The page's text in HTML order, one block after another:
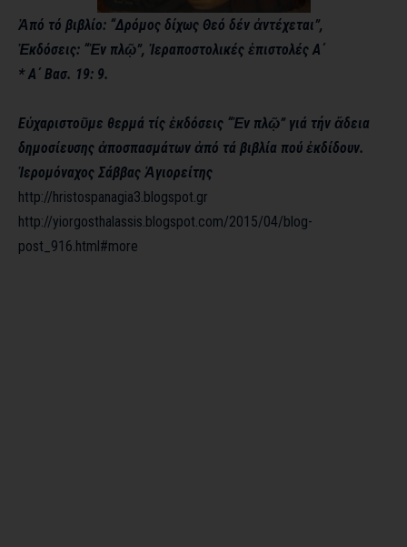
Ἀπό τό βιβλίο: “Δρόμος δίχως Θεό δέν ἀντέχεται”,
Ἐκδόσεις: “Ἐν πλῷ”, Ἱεραποστολικές ἐπιστολές Α΄
* Α΄ Βασ. 19: 9.
Εὐχαριστοῦμε θερμά τίς ἐκδόσεις “Ἐν πλῷ” γιά τήν ἄδεια
δημοσίευσης ἀποσπασμάτων ἀπό τά βιβλία πού ἐκδίδουν.
Ἱερομόναχος Σάββας Ἁγιορείτης
http://hristospanagia3.blogspot.gr
http://yiorgosthalassis.blogspot.com/2015/04/blog-
post_916.html#more